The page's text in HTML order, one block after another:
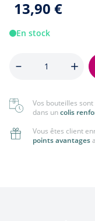
13,90 €
En stock
Vos bouteilles sont
dans uncolis
Vous êtes client
points avantages